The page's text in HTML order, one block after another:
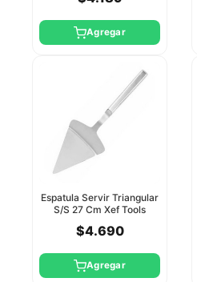
Agregar
Espatula Servir Triangular
S/S 27 Cm Xef Tools
$4.690
Agregar